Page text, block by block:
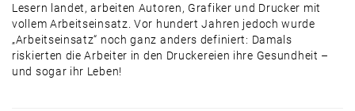
Lesern landet, arbeiten Autoren, Grafiker und Drucker mit
vollem Arbeitseinsatz. Vor hundert Jahren jedoch wurde
„Arbeitseinsatz“ noch ganz anders definiert: Damals
riskierten die Arbeiter in den Druckereien ihre Gesundheit –
und sogar ihr Leben!